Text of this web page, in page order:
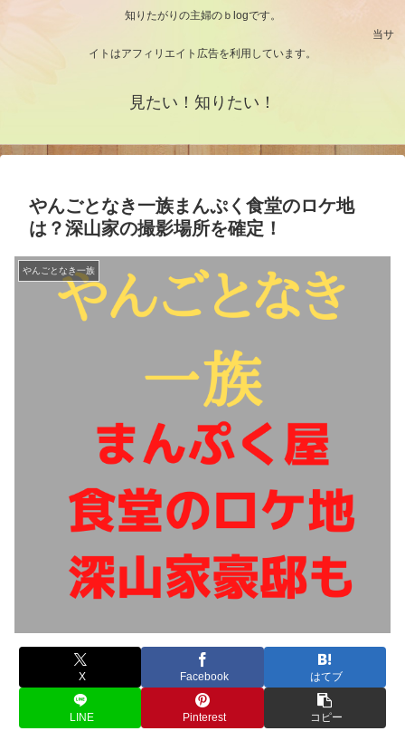
知りたがりの主婦のｂlogです。
当サ
イトはアフィリエイト広告を利用しています。
見たい！知りたい！
やんごとなき一族まんぷく食堂のロケ地
は？深山家の撮影場所を確定！
やんごとなき一族
X Facebook はてブ
LINE Pinterest コピー